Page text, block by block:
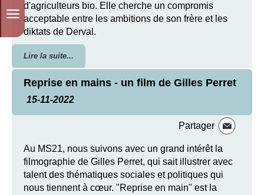
d'agriculteurs bio. Elle cherche un compromis
acceptable entre les ambitions de son frère et les
diktats de Derval.
Lire la suite...
Reprise en mains - un film de Gilles Perret
15-11-2022
Partager
Au MS21, nous suivons avec un grand intérêt la
filmographie de Gilles Perret, qui sait illustrer avec
talent des thématiques sociales et politiques qui
nous tiennent à cœur. "Reprise en main" est la